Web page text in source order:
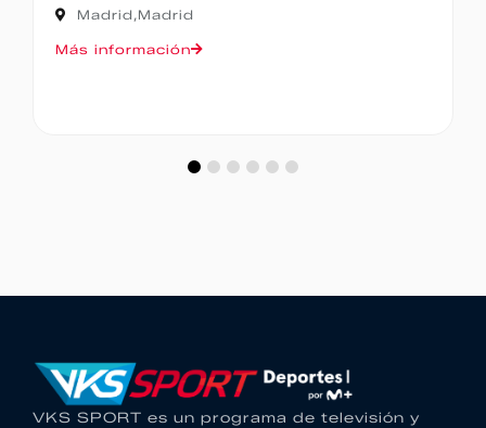
Madrid,
Más información
VKS SPORT es un programa de televisión y